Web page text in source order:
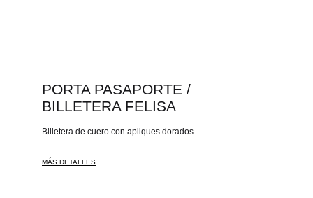
PORTA PASAPORTE /
BILLETERA FELISA
Billetera de cuero con apliques dorados.
MÁS DETALLES